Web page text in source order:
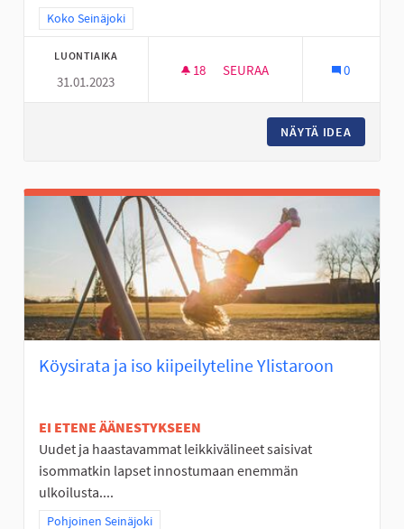
Rajaa tulokset teeman mukaan: Koko Seinäjoki
Koko Seinäjoki
LUONTIAIKA
31.01.2023
18 18 SEURAAJAA
SEURAA 0
NÄYTÄ IDEA
Köysirata ja iso kiipeilyteline Ylistaroon
EI ETENE ÄÄNESTYKSEEN
Uudet ja haastavammat leikkivälineet saisivat
isommatkin lapset innostumaan enemmän
ulkoilusta....
Rajaa tulokset teeman mukaan: Pohjoinen Seinäjoki
Pohjoinen Seinäjoki